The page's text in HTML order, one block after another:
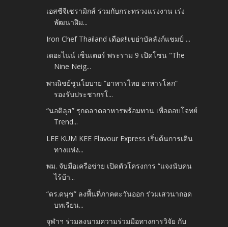
เอสซีจีเซรามิกส์ ร่วมกับกระทรวงแรงงาน เร่ง
พัฒนาฝีม...
Iron Chef Thailand เดือด!!เขย่าบัลลังก์แชมป์ ...
เดอะไนน์ เซ็นเตอร์ พระราม 9 เปิดโซน "The
Nine Neig...
พาณิชย์ชูนโยบาย “อาหารไทย อาหารโลก”
รองรับประชากรโ...
“นอติลุส” รุกตลาดอาหารพร้อมทาน เพื่อตอบโจทย์
Trend...
LEE KUM KEE Flavour Express เริ่มต้นการเดิน
ทางแห่ง...
พม. จับมือเครือข่าย เปิดตัวโครงการ “แจงนับคน
ไร้บ้า...
“ดร.ดนุช” ลงพื้นที่ภาคตะวันออก ร่วมเสวนาถอด
บทเรียน...
จุฬาฯ ร่วมลงนามความร่วมมือทางการวิจัย กับ